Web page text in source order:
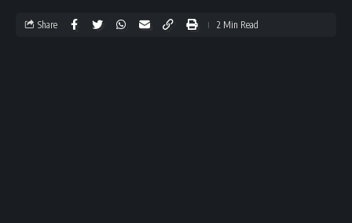
Share 2 Min Read